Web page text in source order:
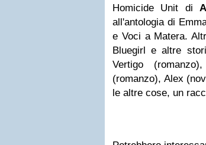
Homicide Unit di
all'antologia di
e Voci a Matera.
Bluegirl e altre
Vertigo
(romanzo), Alex
le altre cose, un